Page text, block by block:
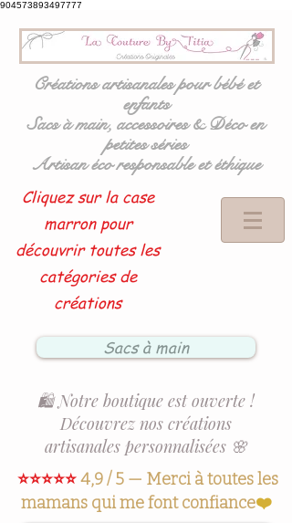
904573893497777
Créations artisanales pour bébé et
enfants
Sacs à main, accessoires & Déco en
petites séries
Artisan éco responsable et éthique
Cliquez sur la case
marron pour
découvrir toutes les
catégories de
créations
Sacs à main
🛍️ Notre boutique est ouverte !
Découvrez nos créations
artisanales personnalisées 🌸
⭐⭐⭐⭐⭐4,9 / 5 — Merci à toutes les
mamans qui me font confiance❤️